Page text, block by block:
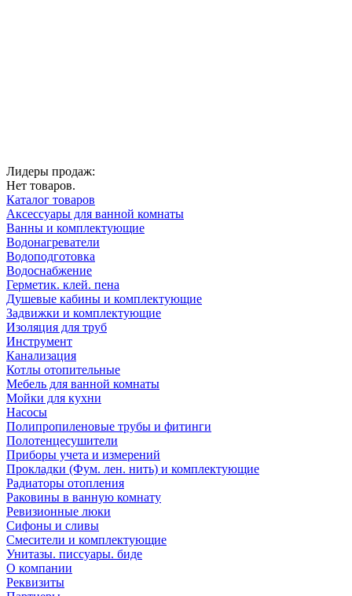
Лидеры продаж:
Нет товаров.
Каталог товаров
Аксессуары для ванной комнаты
Ванны и комплектующие
Водонагреватели
Водоподготовка
Водоснабжение
Герметик. клей. пена
Душевые кабины и комплектующие
Задвижки и комплектующие
Изоляция для труб
Инструмент
Канализация
Котлы отопительные
Мебель для ванной комнаты
Мойки для кухни
Насосы
Полипропиленовые трубы и фитинги
Полотенцесушители
Приборы учета и измерений
Прокладки (Фум. лен. нить) и комплектующие
Радиаторы отопления
Раковины в ванную комнату
Ревизионные люки
Сифоны и сливы
Смесители и комплектующие
Унитазы. писсуары. биде
О компании
Реквизиты